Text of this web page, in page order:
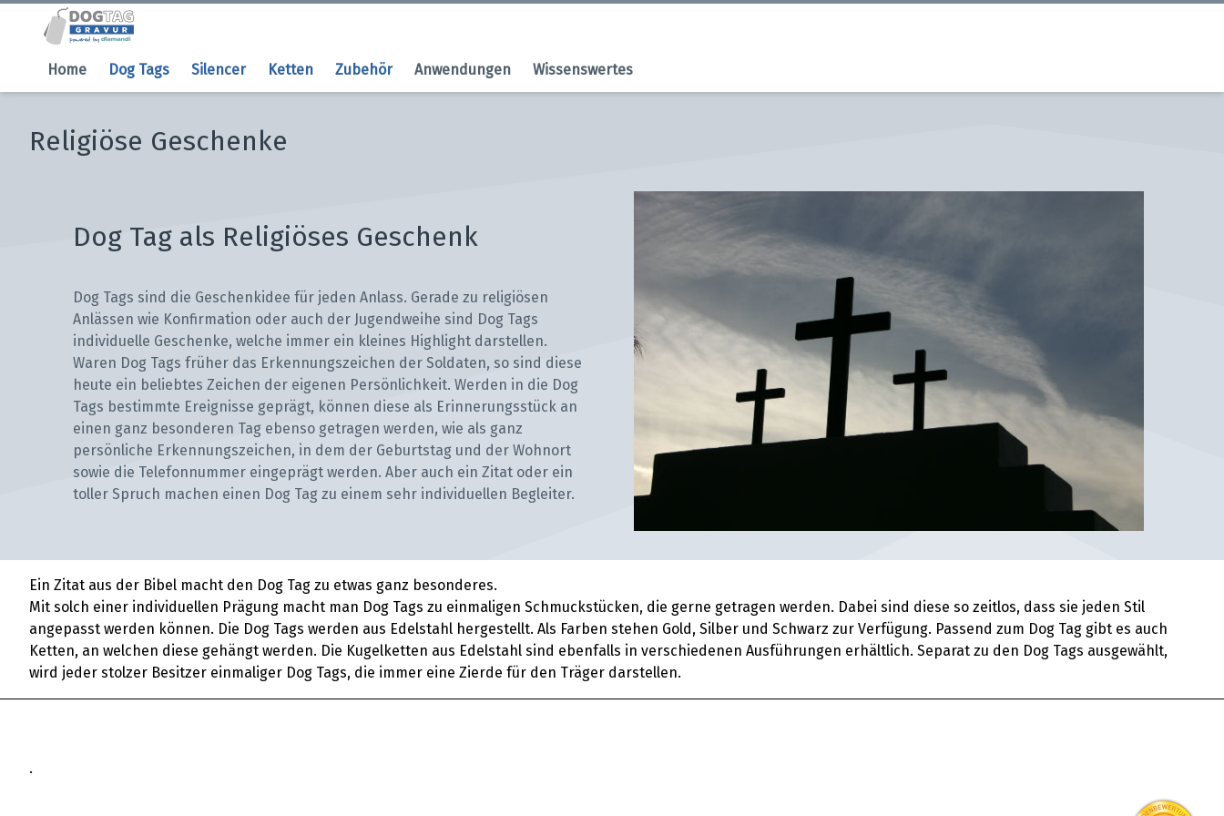
Home Dog Tags Silencer Ketten Zubehör Anwendungen Wissenswertes
Religiöse Geschenke
Dog Tag als Religiöses Geschenk
Dog Tags sind die Geschenkidee für jeden Anlass. Gerade zu religiösen
Anlässen wie Konfirmation oder auch der Jugendweihe sind Dog Tags
individuelle Geschenke, welche immer ein kleines Highlight darstellen.
Waren Dog Tags früher das Erkennungszeichen der Soldaten, so sind diese
heute ein beliebtes Zeichen der eigenen Persönlichkeit. Werden in die Dog
Tags bestimmte Ereignisse geprägt, können diese als Erinnerungsstück an
einen ganz besonderen Tag ebenso getragen werden, wie als ganz
persönliche Erkennungszeichen, in dem der Geburtstag und der Wohnort
sowie die Telefonnummer eingeprägt werden. Aber auch ein Zitat oder ein
toller Spruch machen einen Dog Tag zu einem sehr individuellen Begleiter.
Ein Zitat aus der Bibel macht den Dog Tag zu etwas ganz besonderes.
Mit solch einer individuellen Prägung macht man Dog Tags zu einmaligen Schmuckstücken, die gerne getragen werden. Dabei sind diese so zeitlos, dass sie jeden Stil
angepasst werden können. Die Dog Tags werden aus Edelstahl hergestellt. Als Farben stehen Gold, Silber und Schwarz zur Verfügung. Passend zum Dog Tag gibt es auch
Ketten, an welchen diese gehängt werden. Die Kugelketten aus Edelstahl sind ebenfalls in verschiedenen Ausführungen erhältlich. Separat zu den Dog Tags ausgewählt,
wird jeder stolzer Besitzer einmaliger Dog Tags, die immer eine Zierde für den Träger darstellen.
.